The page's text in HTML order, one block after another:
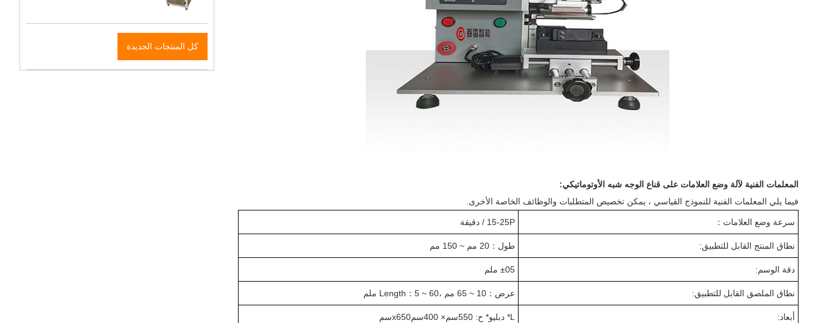
كل المنتجات الجديدة
المعلمات الفنية لآلة وضع العلامات على قناع الوجه شبه الأوتوماتيكي:
فيما يلي المعلمات الفنية للنموذج القياسي ، يمكن تخصيص المتطلبات والوظائف الخاصة الأخرى.
سرعة وضع العلامات ： 15-25P / دقيقة
نطاق المنتج القابل للتطبيق: طول ： 20 مم ~ 150 مم
دقة الوسم: ±05 ملم
نطاق الملصق القابل للتطبيق: عرض ： 10 ~ 65 مم ، L ength ： 5 ~ 60 ملم
أبعاد: L* دبليو* ح: 550 سم× 400 سمx650سم